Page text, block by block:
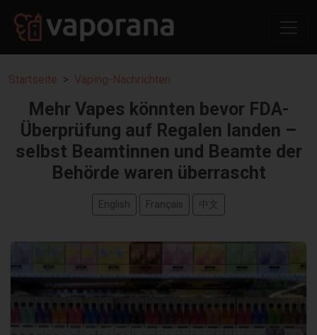
Startseite Vaping-Nachrichten
Mehr Vapes könnten bevor FDA-
Überprüfung auf Regalen landen –
selbst Beamtinnen und Beamte der
Behörde waren überrascht
English Français 中文